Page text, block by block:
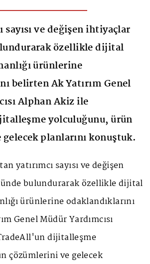
sayısı ve değişen ihtiyaçlar
özellikle dijital
ürünlerine
belirten Ak Yatırım Genel
Alphan Akiz ile
yolculuğunu, ürün
planlarını konuştuk.
yatırımcı sayısı ve değişen
bulundurarak özellikle dijital
ürünlerine odaklandıklarını
Genel Müdür Yardımcısı
dijitalleşme
çözümlerini ve gelecek